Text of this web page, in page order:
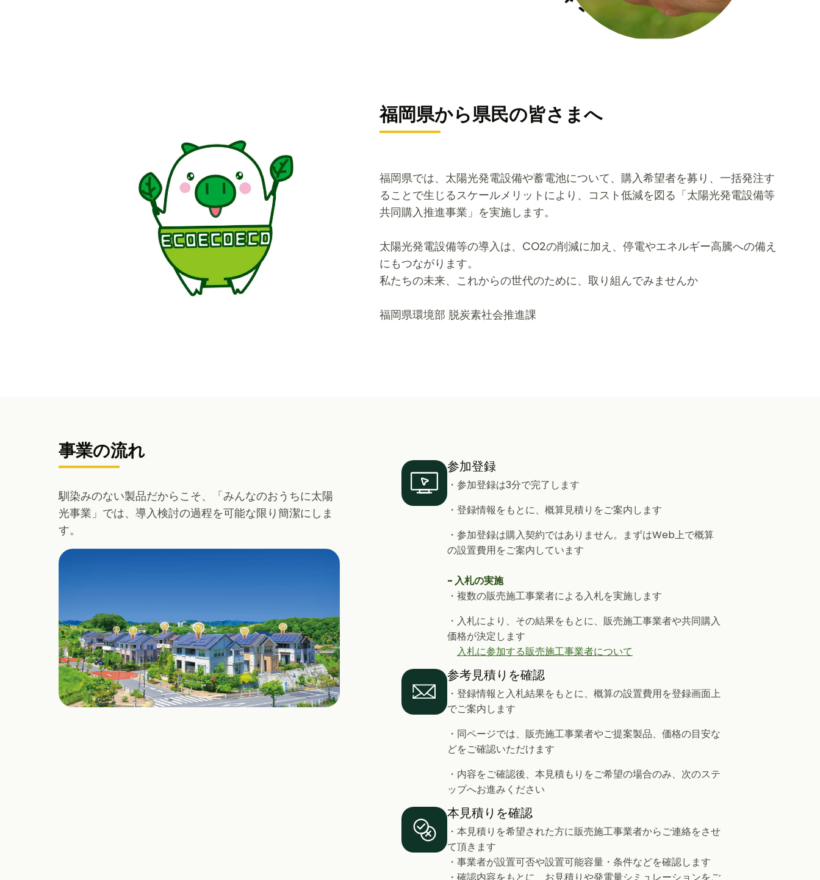
福岡県から県民の皆さまへ
福岡県では、太陽光発電設備や蓄電池について、購入希望者を募り、一括発注す
ることで生じるスケールメリットにより、コスト低減を図る「太陽光発電設備等
共同購入推進事業」を実施します。
太陽光発電設備等の導入は、CO2の削減に加え、停電やエネルギー高騰への備え
にもつながります。
私たちの未来、これからの世代のために、取り組んでみませんか
福岡県環境部 脱炭素社会推進課
事業の流れ
馴染みのない製品だからこそ、「みんなのおうちに太陽
光事業」では、導入検討の過程を可能な限り簡潔にしま
す。
参加登録
・参加登録は3分で完了します
・登録情報をもとに、概算見積りをご案内します
・参加登録は購入契約ではありません。まずはWeb上で概算
の設置費用をご案内しています
- 入札の実施
・複数の販売施工事業者による入札を実施します
・入札により、その結果をもとに、販売施工事業者や共同購入
価格が決定します
入札に参加する販売施工事業者について
参考見積りを確認
・登録情報と入札結果をもとに、概算の設置費用を登録画面上
でご案内します
・同ページでは、販売施工事業者やご提案製品、価格の目安な
どをご確認いただけます
・内容をご確認後、本見積もりをご希望の場合のみ、次のステ
ップへお進みください
本見積りを確認
・本見積りを希望された方に販売施工事業者からご連絡をさせ
て頂きます
・事業者が設置可否や設置可能容量・条件などを確認します